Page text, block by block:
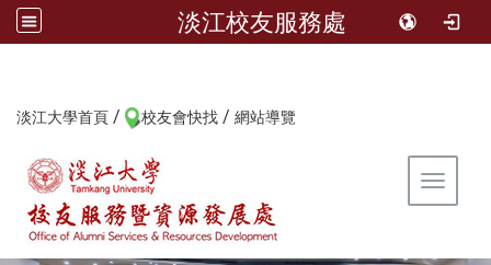
淡江校友服務處
淡江大學首頁 / 校友會快找 / 網站導覽
Toggle